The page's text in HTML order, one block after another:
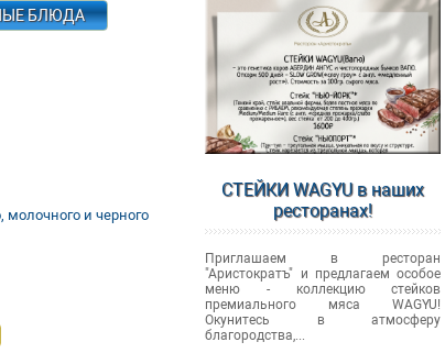
БЛЮДА
молочного и черного
СТЕЙКИ WAGYU в наших
ресторанах!
Приглашаем в ресторан
"Аристократъ" и предлагаем особое
меню - коллекцию стейков
премиального мяса WAGYU!
Окунитесь в атмосферу
благородства,...